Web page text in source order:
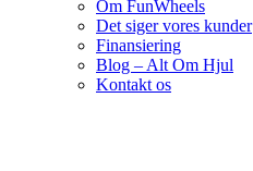
Om FunWheels
Det siger vores kunder
Finansiering
Blog – Alt Om Hjul
Kontakt os